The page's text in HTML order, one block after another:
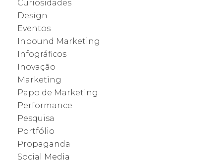
Curiosidades
Design
Eventos
Inbound Marketing
Infográficos
Inovação
Marketing
Papo de Marketing
Performance
Pesquisa
Portfólio
Propaganda
Social Media